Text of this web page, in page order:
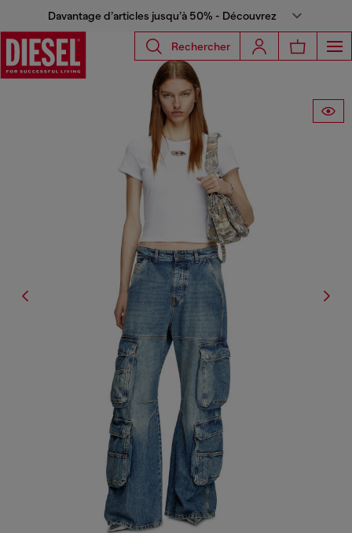
Davantage d’articles jusqu’à 50% - Découvrez
Rechercher